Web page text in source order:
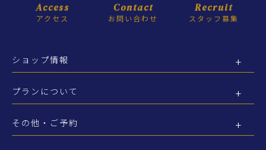
Access
アクセス
Contact
お問い合わせ
Recruit
スタッフ募集
ショップ情報
プランについて
その他・ご予約